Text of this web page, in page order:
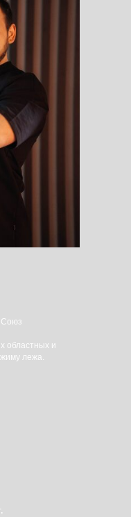
областных и
лежа.